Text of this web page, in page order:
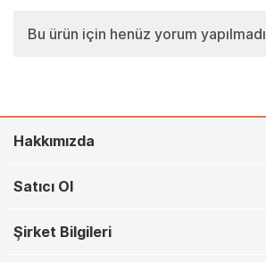
Bu ürün için henüz yorum yapılmadı
Hakkımızda
Satıcı Ol
Şirket Bilgileri